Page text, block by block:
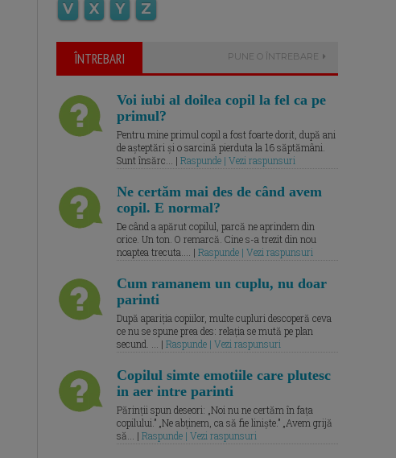
V
X Y Z
ÎNTREBARI PUNE O ÎNTREBARE
Voi iubi al doilea copil la fel ca pe
primul?
Pentru mine primul copil a fost foarte dorit, după ani
de așteptări și o sarcină pierduta la 16 săptămâni.
Sunt însărc... | Raspunde | Vezi raspunsuri
Ne certăm mai des de când avem
copil. E normal?
De când a apărut copilul, parcă ne aprindem din
orice. Un ton. O remarcă. Cine s-a trezit din nou
noaptea trecuta.... | Raspunde | Vezi raspunsuri
Cum ramanem un cuplu, nu doar
parinti
După apariția copiilor, multe cupluri descoperă ceva
ce nu se spune prea des: relația se mută pe plan
secund. ... | Raspunde | Vezi raspunsuri
Copilul simte emotiile care plutesc
in aer intre parinti
Părinții spun deseori: „Noi nu ne certăm în fața
copilului.” „Ne abținem, ca să fie liniște.” „Avem grijă
să... | Raspunde | Vezi raspunsuri